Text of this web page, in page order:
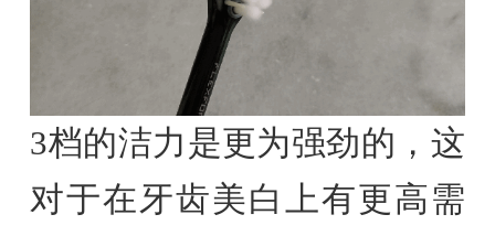
3档的洁力是更为强劲的，这
对于在牙齿美白上有更高需